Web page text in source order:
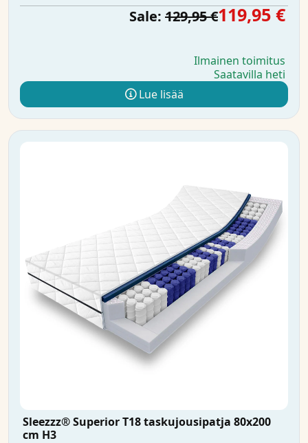
Sale: 129,95 €119,95 €
Ilmainen toimitus
Saatavilla heti
Lue lisää
Sleezzz® Superior T18 taskujousipatja 80x200
cm H3